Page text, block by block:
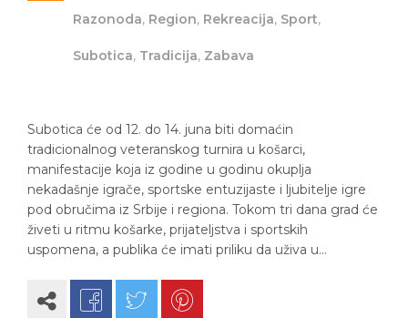
Razonoda, Region, Rekreacija, Sport,
Subotica, Tradicija, Zabava
Subotica će od 12. do 14. juna biti domaćin
tradicionalnog veteranskog turnira u košarci,
manifestacije koja iz godine u godinu okuplja
nekadašnje igrače, sportske entuzijaste i ljubitelje igre
pod obručima iz Srbije i regiona. Tokom tri dana grad će
živeti u ritmu košarke, prijateljstva i sportskih
uspomena, a publika će imati priliku da uživa u…